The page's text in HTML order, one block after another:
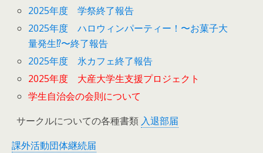
2025年度 学祭終了報告
2025年度 ハロウィンパーティー！〜お菓子大
量発生⁉︎〜終了報告
2025年度 氷カフェ終了報告
2025年度 大産大学生支援プロジェクト
学生自治会の会則について
サークルについての各種書類 入退部届
課外活動団体継続届